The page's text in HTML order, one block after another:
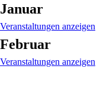
Januar
Veranstaltungen anzeigen
Februar
Veranstaltungen anzeigen